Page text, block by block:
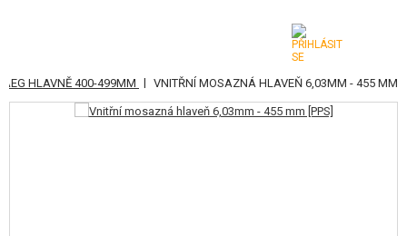
KATEGORIE
AEG HLAVNĚ 400-499MM | VNITŘNÍ MOSAZNÁ HLAVEŇ 6,03MM - 455 MM